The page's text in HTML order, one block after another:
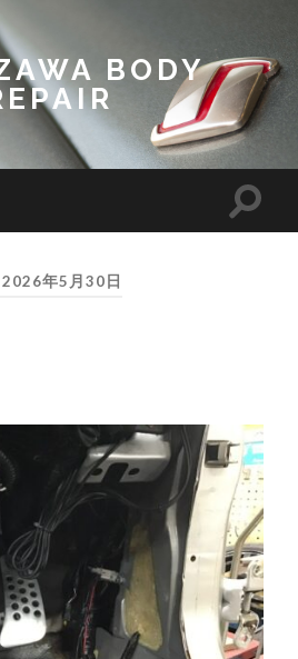
BODY
Toggle
2026年5月30日